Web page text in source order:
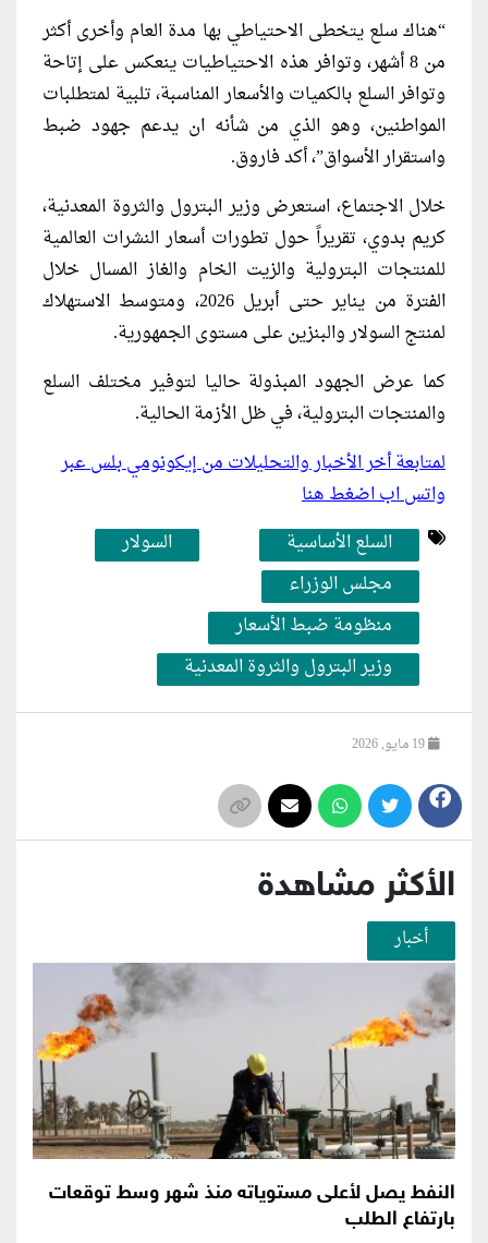
“هناك سلع يتخطى الاحتياطي بها مدة العام وأخرى أكثر
من 8 أشهر، وتوافر هذه الاحتياطيات ينعكس على إتاحة
وتوافر السلع بالكميات والأسعار المناسبة، تلبية لمتطلبات
المواطنين، وهو الذي من شأنه ان يدعم جهود ضبط
واستقرار الأسواق”، أكد فاروق.
خلال الاجتماع، استعرض وزير البترول والثروة المعدنية،
كريم بدوي، تقريراً حول تطورات أسعار النشرات العالمية
للمنتجات البترولية والزيت الخام والغاز المسال خلال
الفترة من يناير حتى أبريل 2026، ومتوسط الاستهلاك
لمنتج السولار والبنزين على مستوى الجمهورية.
كما عرض الجهود المبذولة حاليا لتوفير مختلف السلع
والمنتجات البترولية، في ظل الأزمة الحالية.
لمتابعة أخر الأخبار والتحليلات من إيكونومي بلس عبر
واتس اب اضغط هنا
السلع الأساسية
السولار
مجلس الوزراء
منظومة ضبط الأسعار
وزير البترول والثروة المعدنية
الأكثر مشاهدة
أخبار
النفط يصل لأعلى مستوياته منذ شهر وسط توقعات
بارتفاع الطلب